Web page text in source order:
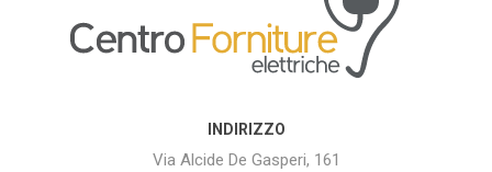
INDIRIZZO
Via Alcide De Gasperi, 161